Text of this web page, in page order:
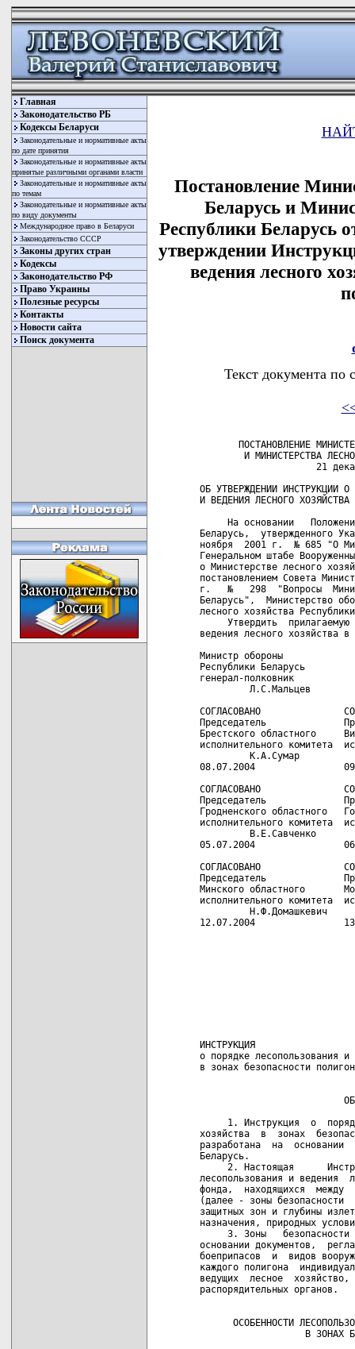
Главная
Законодательство РБ
Кодексы Беларуси
Законодательные и нормативные акты
по дате принятия
Законодательные и нормативные акты
принятые различными органами власти
Законодательные и нормативные акты
по темам
Законодательные и нормативные акты
по виду документы
Международное право в Беларуси
Законодательство СССР
Законы других стран
Кодексы
Законодательство РФ
Право Украины
Полезные ресурсы
Контакты
Новости сайта
Поиск документа
Постановление
Беларусь и
Республики Беларусь
утверждении
ведения лесного
Текст документа по
ПОСТАНОВЛЕНИЕ
И МИНИСТЕРСТВА
21
ОБ УТВЕРЖДЕНИИ ИНСТРУКЦИИ О
И ВЕДЕНИЯ ЛЕСНОГО
На основании
Беларусь,  утвержденного
ноября  2001 г.  № 685 "О
Генеральном штабе
о Министерстве лесного
постановлением Совета
г.   №   298  "Вопросы
Беларусь",  Министерство
лесного хозяйства
Утвердить  прилагаемую
ведения лесного хозяйства
Министр обороны
Республики Беларусь
генерал-полковник
         Л.С.Мальцев
СОГЛАСОВАНО
Председатель
Брестского областного
исполнительного комитета
К.А.Сумар
08.07.2004
СОГЛАСОВАНО
Председатель
Гродненского областного
исполнительного комитета
В.Е.Савченко
05.07.2004
СОГЛАСОВАНО
Председатель
Минского областного
исполнительного комитета
Н.Ф.Домашкевич
12.07.2004
ИНСТРУКЦИЯ
о порядке лесопользования и
в зонах безопасности
1. Инструкция  о
хозяйства  в  зонах
разработана  на
Беларусь.
2. Настоящая
лесопользования и ведения
фонда,  находящихся  между
(далее - зоны безопасности
защитных зон и глубины
назначения, природных
3. Зоны   безопасности
основании документов,
боеприпасов  и  видов
каждого полигона
ведущих  лесное
распорядительных органов.
ОСОБЕННОСТИ
В ЗОНАХ